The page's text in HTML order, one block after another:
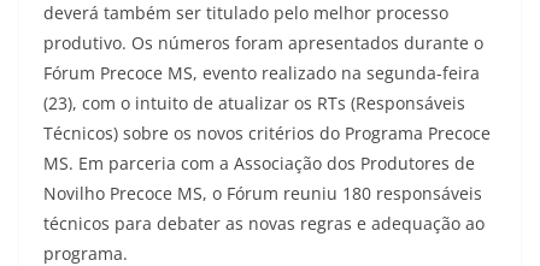
deverá também ser titulado pelo melhor processo
produtivo. Os números foram apresentados durante o
Fórum Precoce MS, evento realizado na segunda-feira
(23), com o intuito de atualizar os RTs (Responsáveis
Técnicos) sobre os novos critérios do Programa Precoce
MS. Em parceria com a Associação dos Produtores de
Novilho Precoce MS, o Fórum reuniu 180 responsáveis
técnicos para debater as novas regras e adequação ao
programa.